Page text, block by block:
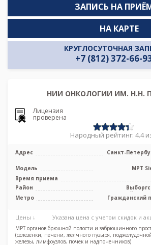
ЗАПИСЬ НА
КРУГЛОСУТОЧНАЯ
+7 (812) 372-66-
НА КАРТЕ
НИИ ОНКОЛОГИИ ИМ. Н.Н.
Лицензия
проверена
Народный рейтинг: 4.4
Адрес
Санкт-
Модель
МРТ
Время приема
Район
Курортный,
Метро
Гражданский
Цены ↓ Указана цена с учетом скидок и
МРТ органов брюшной полости и забрюшинного
(селезенки, печени, желчного пузыря,
железы, лимфоузлов, почек и надпочечников)